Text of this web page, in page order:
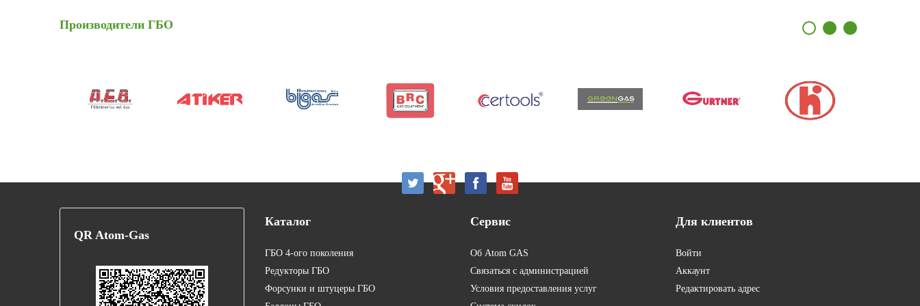
Производители ГБО
QR Atom-Gas
Каталог
ГБО 4-ого поколения
Редукторы ГБО
Форсунки и штуцеры ГБО
Сервис
Об Atom GAS
Связаться с администрацией
Условия предоставления услуг
Для клиентов
Войти
Аккаунт
Редактировать адрес